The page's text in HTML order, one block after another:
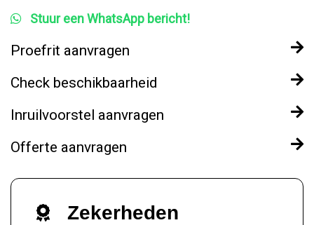
Stuur een WhatsApp bericht!
Proefrit aanvragen
Check beschikbaarheid
Inruilvoorstel aanvragen
Offerte aanvragen
Zekerheden